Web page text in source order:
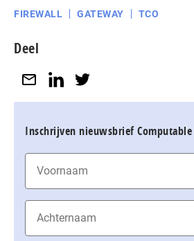
FIREWALL
GATEWAY TCO
Deel
Inschrijven nieuwsbrief Computable